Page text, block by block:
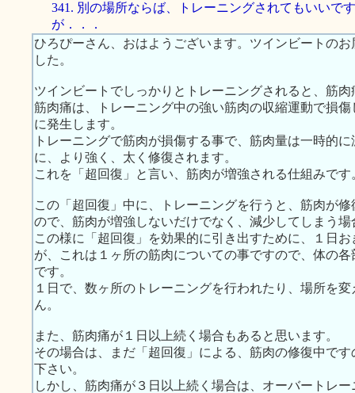
341. 別の場所ならば、トレーニングされてもいいです
が．．．
ひろぴーさん、おはようございます。ツインビートの
した。
ツインビートでしっかりとトレーニングされると、筋肉
筋肉痛は、トレーニング中の強い筋肉の収縮運動で損
に発生します。
トレーニングで筋肉が損傷する事で、筋肉量は一時的
に、より強く、太く修復されます。
これを「超回復」と言い、筋肉が増強される仕組みです
この「超回復」中に、トレーニングを行うと、筋肉が
ので、筋肉が増強しないだけでなく、減少してしまう
この様に「超回復」を効果的に引き出すために、１日
が、これは１ヶ所の筋肉についての事ですので、体の
です。
１日で、数ヶ所のトレーニングを行われたり、場所を
ん。
また、筋肉痛が１日以上続く場合もあると思います。
その場合は、まだ「超回復」による、筋肉の修復中で
下さい。
しかし、筋肉痛が３日以上続く場合は、オーバートレ